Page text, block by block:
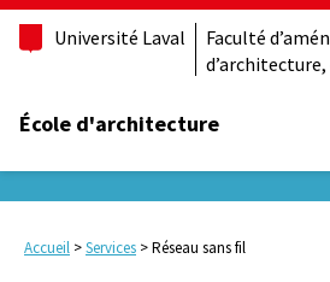
Université Laval
Faculté
d’architecture,
École d'architecture
Accueil >Services >Réseau sans fil